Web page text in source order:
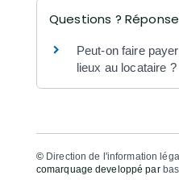
Questions ?
Peut-on faire
lieux au locataire ?
© Direction de l'information
comarquage developpé par